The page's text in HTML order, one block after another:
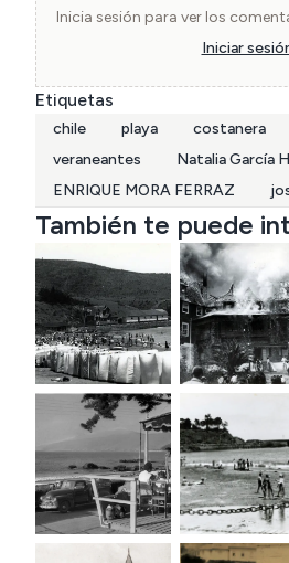
Inicia sesión para ver los
Iniciar
Etiquetas
chile playa costanera
veraneantes
Natalia García
ENRIQUE MORA FERRAZ
También te puede